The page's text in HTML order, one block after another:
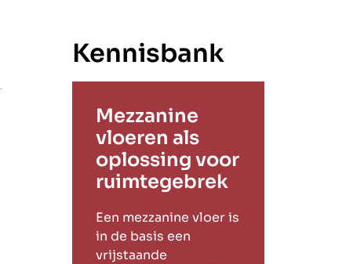
Kennisbank
Mezzanine
vloeren als
oplossing voor
ruimtegebrek
Een mezzanine vloer is
in de basis een
vrijstaande